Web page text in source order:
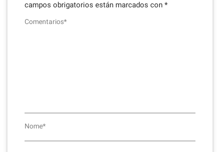
campos obrigatorios están marcados con *
Comentarios*
Nome*